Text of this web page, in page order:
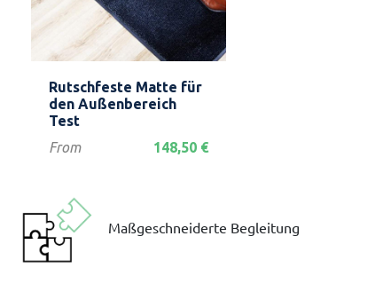
 Vorschau
Rutschfeste Matte für
den Außenbereich
Test
Verkaufspreis
Preis
From 148,50 €
Maßgeschneiderte Begleitung